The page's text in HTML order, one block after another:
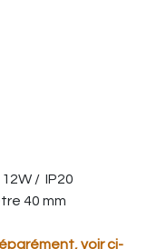
/ IP20
40 mm
voir ci-